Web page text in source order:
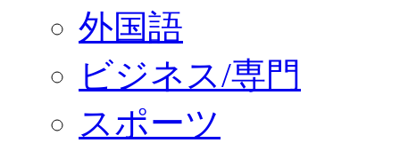
外国語
ビジネス/専門
スポーツ